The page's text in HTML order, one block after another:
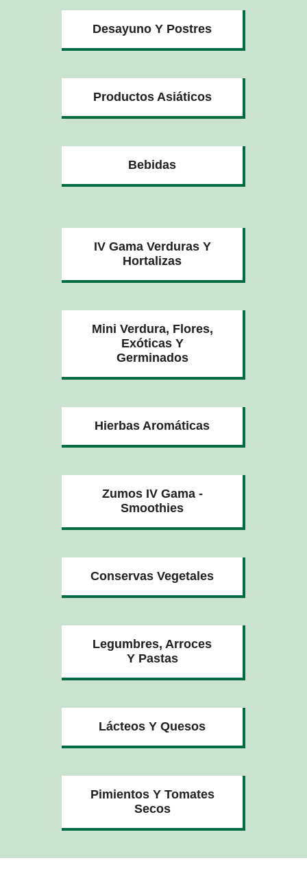
Desayuno Y Postres
Productos Asiáticos
Bebidas
IV Gama Verduras Y
Hortalizas
Mini Verdura, Flores,
Exóticas Y
Germinados
Hierbas Aromáticas
Zumos IV Gama -
Smoothies
Conservas Vegetales
Legumbres, Arroces
Y Pastas
Lácteos Y Quesos
Pimientos Y Tomates
Secos